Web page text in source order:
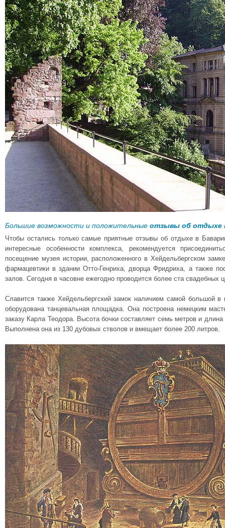
Большие возможности и положительные отзывы об отдыхе
Чтобы остались только самые приятные отзывы об отдыхе в
интересные особенности комплекса, рекомендуется
посещение музея истории, расположенного в Хейдельбергском
фармацевтики в здании Отто-Генриха, дворца Фридриха, а также
залов. Сегодня в часовне ежегодно проводится более ста свадебных
Славится также Хейдельбергский замок наличием самой большой в
оборудована танцевальная площадка. Она построена немецким
заказу Карла Теодора. Высота бочки составляет семь метров и
Выполнена она из 130 дубовых стволов и вмещает более 200 литров.